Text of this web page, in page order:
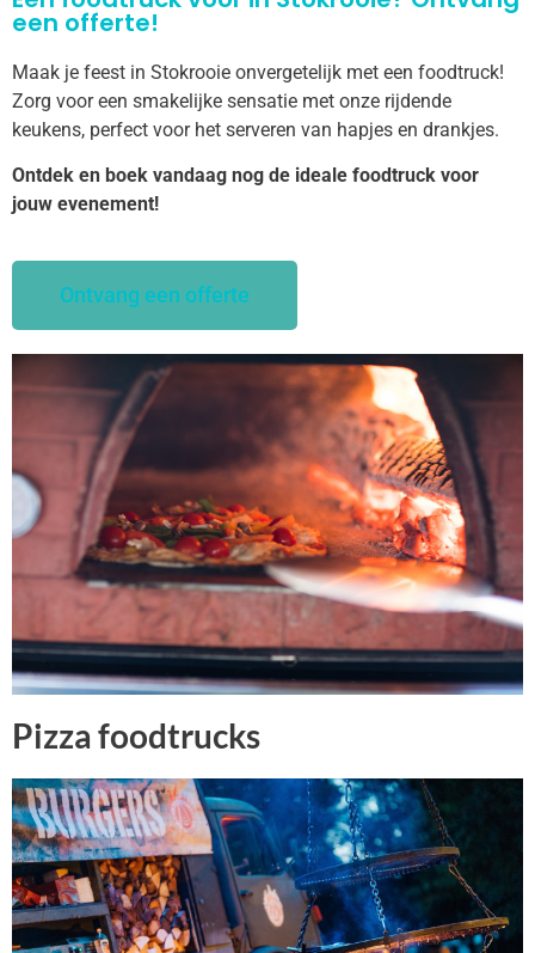
een offerte!
Maak je feest in Stokrooie onvergetelijk met een foodtruck!
Zorg voor een smakelijke sensatie met onze rijdende
keukens, perfect voor het serveren van hapjes en drankjes.
Ontdek en boek vandaag nog de ideale foodtruck voor
jouw evenement!
Ontvang een offerte
Pizza foodtrucks